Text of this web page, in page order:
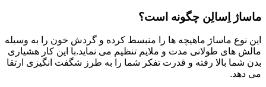
ماساژ اِسالِن چگونه است؟
این نوع ماساژ ماهیچه ها را منبسط کرده و گردش خون را به وسیله
مالش های طولانی مدت و ملایم تنظیم می نماید.با این کار هشیاری
بدن شما بالا رفته و قدرت تفکر شما را به طرز شگفت انگیزی ارتقا
می دهد.